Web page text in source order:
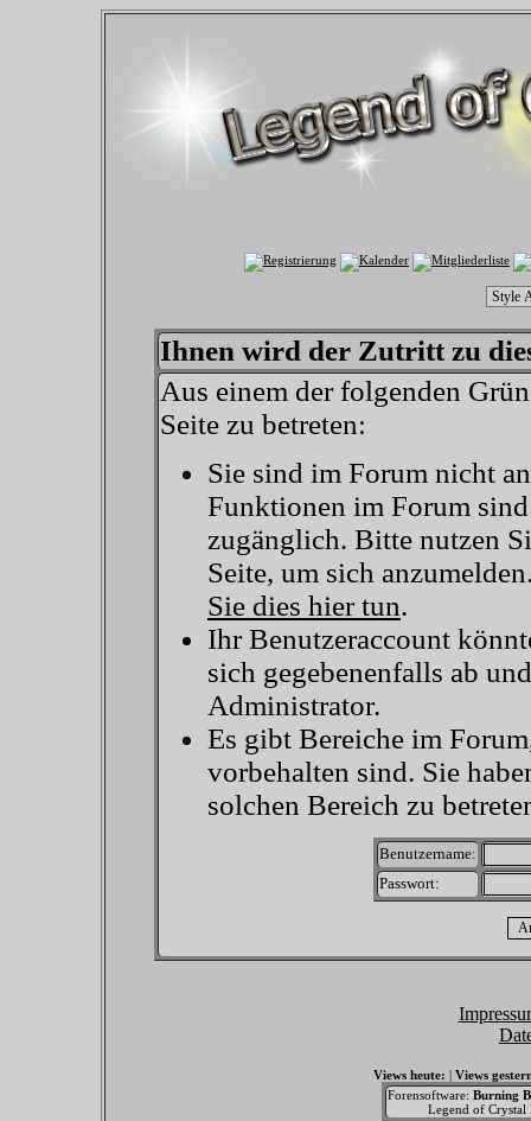
Ihnen wird der Zutritt zu
Aus einem der folgenden
Seite zu betreten:
Sie sind im Forum nicht
Funktionen im Forum
zugänglich. Bitte nutzen
Seite, um sich
Sie dies hier tun.
Ihr Benutzeraccount
sich gegebenenfalls ab
Administrator.
Es gibt Bereiche im
vorbehalten sind. Sie
solchen Bereich zu
Benutzername:
Passwort:
Views heute: | Views
Forensoftware: Burning
Legend of